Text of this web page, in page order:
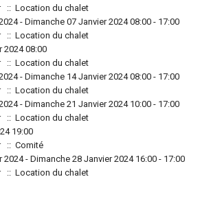
:: Location du chalet
- Dimanche 07 Janvier 2024 08:00 - 17:00
:: Location du chalet
2024 08:00
:: Location du chalet
- Dimanche 14 Janvier 2024 08:00 - 17:00
:: Location du chalet
- Dimanche 21 Janvier 2024 10:00 - 17:00
:: Location du chalet
19:00
:: Comité
- Dimanche 28 Janvier 2024 16:00 - 17:00
:: Location du chalet